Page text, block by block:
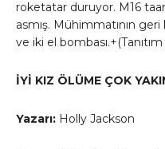
roketatar duruyor. M16
asmış. Mühimmatının
ve iki el
İYİ KIZ ÖLÜME ÇOK
Yazarı: Holly Jackson